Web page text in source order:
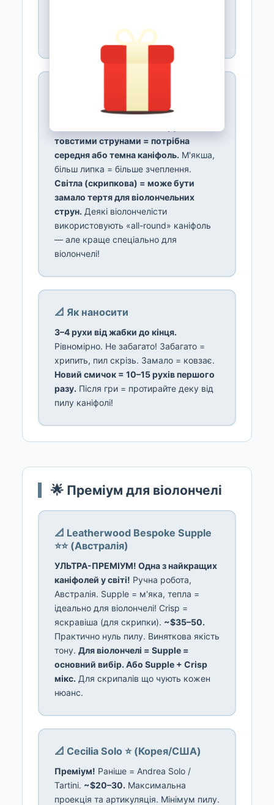
ковзає. Обов'язково!
або ТЕМНА!
товстими струнами = потрібна
середня або темна каніфоль. М'якша,
більш липка = більше зчеплення.
Світла (скрипкова) = може бути
замало тертя для віолончельних
струн. Деякі віолончелісти
використовують «all-round» каніфоль
— але краще спеціально для
віолончелі!
📐 Як наносити
3–4 рухи від жабки до кінця.
Рівномірно. Не забагато! Забагато =
хрипить, пил скрізь. Замало = ковзає.
Новий смичок = 10–15 рухів першого
разу. Після гри = протирайте деку від
пилу каніфолі!
🌟 Преміум для віолончелі
📐 Leatherwood Bespoke Supple
⭐⭐ (Австралія)
УЛЬТРА-ПРЕМІУМ! Одна з найкращих
каніфолей у світі! Ручна робота,
Австралія. Supple = м'яка, тепла =
ідеально для віолончелі! Crisp =
яскравіша (для скрипки). ~$35–50.
Практично нуль пилу. Виняткова якість
тону. Для віолончелі = Supple =
основний вибір. Або Supple + Crisp
мікс. Для скрипалів що чують кожен
нюанс.
📐 Cecilia Solo ⭐ (Корея/США)
Преміум! Раніше = Andrea Solo /
Tartini. ~$20–30. Максимальна
проекція та артикуляція. Мінімум пилу.